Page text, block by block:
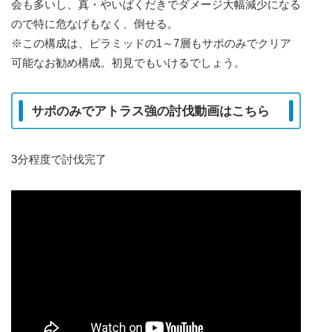
会も多いし、真・やいばくだきでダメージ大幅減少になる
ので特に危なげもなく、倒せる。
※この構成は、ピラミッドの1～7層もサポのみでクリア
可能なお勧め構成。初見でもいけるでしょう。
サポのみでアトラス強の討伐動画はこちら
3分程度で討伐完了